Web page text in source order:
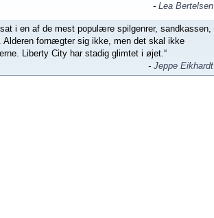
- Lea Bertelsen
i en af de mest populære spilgenrer, sandkassen,
fornægter sig ikke, men det skal ikke
Liberty City har stadig glimtet i øjet.“
- Jeppe Eikhardt